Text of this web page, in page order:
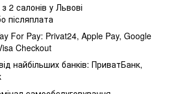
2 салонів у Львові
післяплата
For Pay: Privat24, Apple Pay, Google
Checkout
найбільших банків: ПриватБанк,